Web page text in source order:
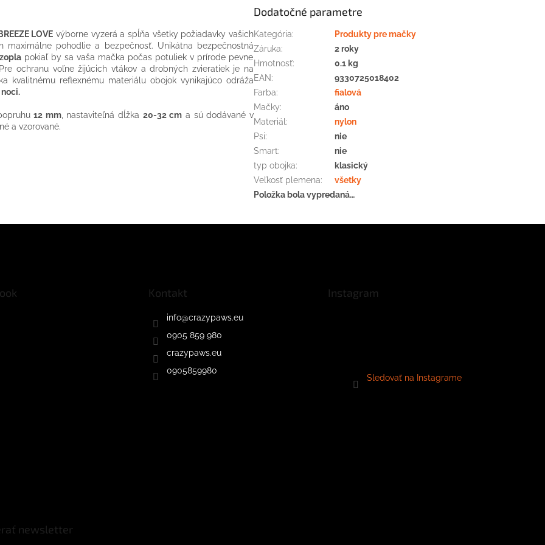
LOVE výborne vyzerá a spĺňa všetky požiadavky vašich
pohodlie a bezpečnosť. Unikátna bezpečnostná
pokiaľ by sa vaša mačka počas potuliek v prírode pevne
ochranu voľne žijúcich vtákov a drobných zvieratiek je na
kvalitnému reflexnému materiálu obojok vynikajúco odráža
12 mm, nastaviteľná dĺžka 20-32 cm a sú dodávané v
a vzorované.
Dodatočné parametre
Kategória:
Produkty pre mačky
Záruka:
2 roky
Hmotnosť:
0.1 kg
EAN:
9330725018402
Farba:
fialová
Mačky:
áno
Materiál:
nylon
Psi:
nie
Smart:
nie
typ obojka:
klasický
Veľkosť plemena:
všetky
Položka bola vypredaná…
Kontakt
info@crazypaws.eu
0905 859 980
crazypaws.eu
0905859980
Instagram
Sledovať na Instagrame
newsletter